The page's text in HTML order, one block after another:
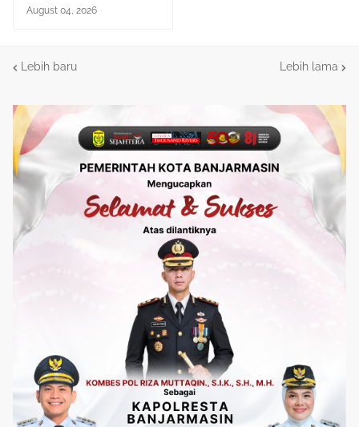
August 04, 2026
Lebih baru Lebih lama